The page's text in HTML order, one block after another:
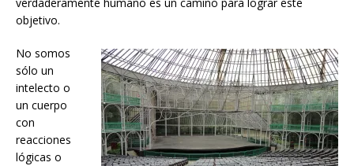
objetivo.
No somos
sólo un
intelecto o
un cuerpo
con
reacciones
lógicas o